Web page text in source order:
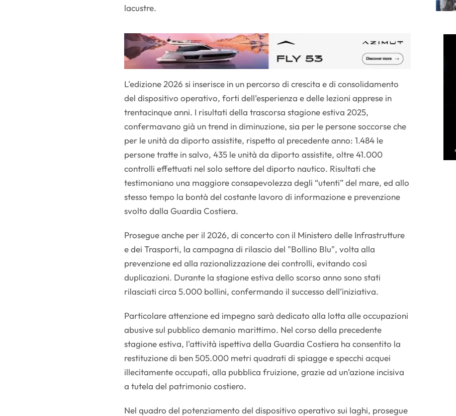
lacustre.
L'edizione 2026 si inserisce in un percorso di crescita e di consolidamento
del dispositivo operativo, forti dell’esperienza e delle lezioni apprese in
trentacinque anni. I risultati della trascorsa stagione estiva 2025,
confermavano già un trend in diminuzione, sia per le persone soccorse che
per le unità da diporto assistite, rispetto al precedente anno: 1.484 le
persone tratte in salvo, 435 le unità da diporto assistite, oltre 41.000
controlli effettuati nel solo settore del diporto nautico. Risultati che
testimoniano una maggiore consapevolezza degli “utenti” del mare, ed allo
stesso tempo la bontà del costante lavoro di informazione e prevenzione
svolto dalla Guardia Costiera.
Prosegue anche per il 2026, di concerto con il Ministero delle Infrastrutture
e dei Trasporti, la campagna di rilascio del "Bollino Blu", volta alla
prevenzione ed alla razionalizzazione dei controlli, evitando così
duplicazioni. Durante la stagione estiva dello scorso anno sono stati
rilasciati circa 5.000 bollini, confermando il successo dell’iniziativa.
Particolare attenzione ed impegno sarà dedicato alla lotta alle occupazioni
abusive sul pubblico demanio marittimo. Nel corso della precedente
stagione estiva, l'attività ispettiva della Guardia Costiera ha consentito la
restituzione di ben 505.000 metri quadrati di spiagge e specchi acquei
illecitamente occupati, alla pubblica fruizione, grazie ad un’azione incisiva
a tutela del patrimonio costiero.
Nel quadro del potenziamento del dispositivo operativo sui laghi, prosegue